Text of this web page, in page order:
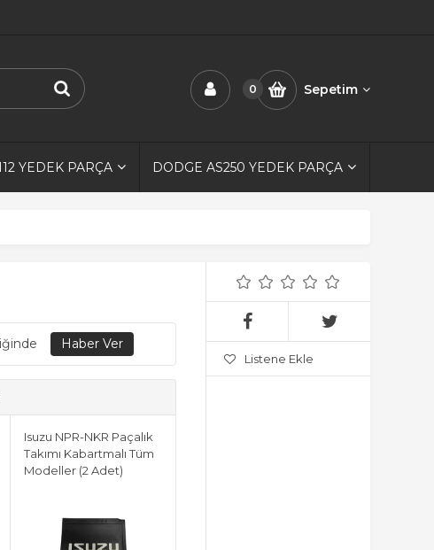
0 Sepetim
YEDEK PARÇA DODGE AS250 YEDEK PARÇA
Isuzu NPR-NKR Paçalık
Takımı Kabartmalı Tüm
Modeller (2 Adet)
Listene Ekle